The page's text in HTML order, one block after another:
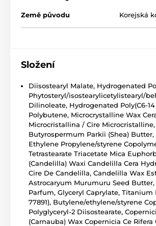
Země původu Korejská
Složení
Diisostearyl Malate, Hydrogenated
Phytosteryl/isostearylicetylistearyl/
Dilinoleate, Hydrogenated Poly(C6-
Polybutene, Microcrystalline Wax
Microcristallina / Cire Microcristalline,
Butyrospermum Parkii (Shea) Butter,
Ethylene Propylene/styrene
Tetrastearate Triacetate Mica
(Candelilla) Waxi Candelilla Cera
Cire De Candelilla, Candelilla Wax
Astrocaryum Murumuru Seed Butter,
Parfum, Glyceryl Caprylate, Titanium
77891), Butylene/ethylene/styrene
Polyglyceryl-2 Diisostearate,
(Carnauba) Wax Copernicia Ce Rifera